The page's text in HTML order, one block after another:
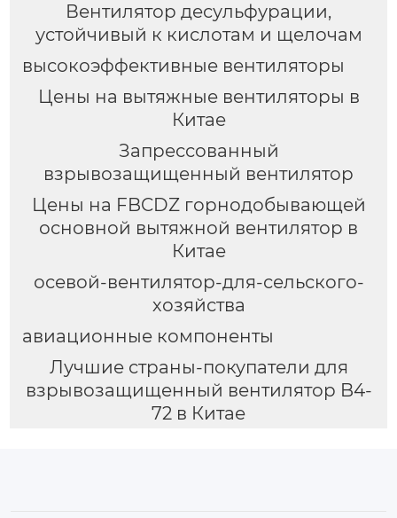
Вентилятор десульфурации,
устойчивый к кислотам и щелочам
высокоэффективные вентиляторы
Цены на вытяжные вентиляторы в
Китае
Запрессованный
взрывозащищенный вентилятор
Цены на FBCDZ горнодобывающей
основной вытяжной вентилятор в
Китае
осевой-вентилятор-для-сельского-
хозяйства
авиационные компоненты
Лучшие страны-покупатели для
взрывозащищенный вентилятор B4-
72 в Китае